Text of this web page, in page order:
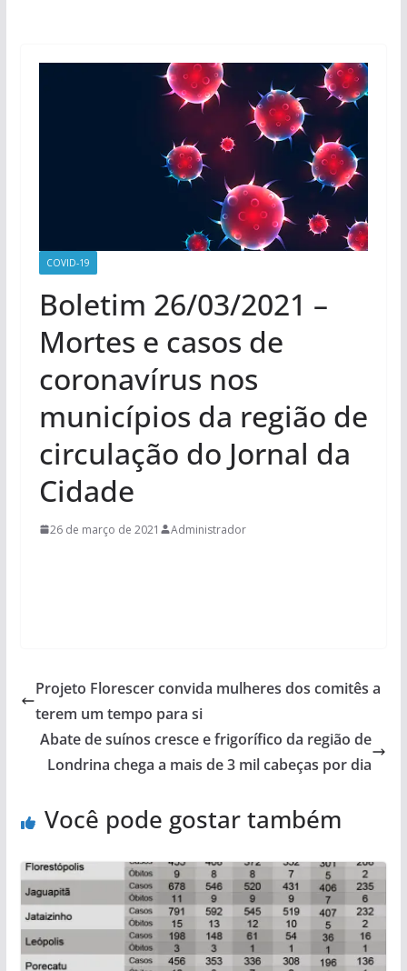
COVID-19
Boletim 26/03/2021 –
Mortes e casos de
coronavírus nos
municípios da região de
circulação do Jornal da
Cidade
26 de março de 2021 Administrador
Projeto Florescer convida mulheres dos comitês a
terem um tempo para si
Abate de suínos cresce e frigorífico da região de
Londrina chega a mais de 3 mil cabeças por dia
Você pode gostar também